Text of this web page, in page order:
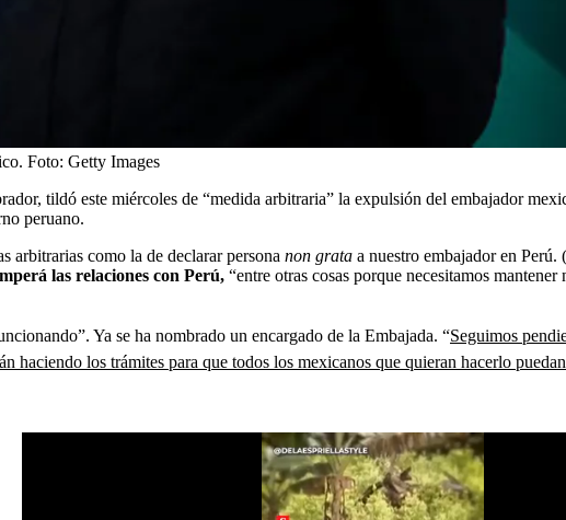
Foto: Getty Images
tildó este miércoles de “medida arbitraria” la expulsión del embajador
peruano.
arbitrarias como la de declarar persona non grata a nuestro embajador en Perú.
las relaciones con Perú, “entre otras cosas porque necesitamos
Ya se ha nombrado un encargado de la Embajada. “Seguimos
haciendo los trámites para que todos los mexicanos que quieran hacerlo